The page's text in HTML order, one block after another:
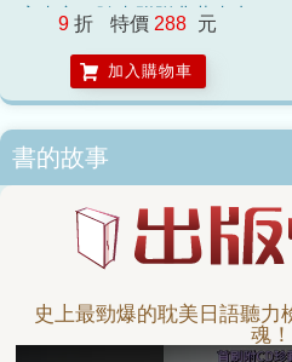
家書衣，隨書附贈典藏書卡)
9 折 特價 288 元
加入購物車
書的故事
史上最勁爆的耽美日語聽力
魂！